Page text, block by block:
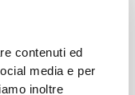
contenuti ed
media e per
inoltre